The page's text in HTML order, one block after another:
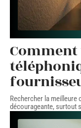
Comment
Rechercher la meilleure
décourageante, surtout